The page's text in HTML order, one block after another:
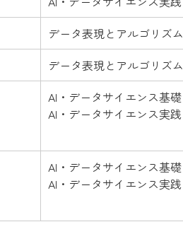
データ表現とアルゴリズム
データ表現とアルゴリズム
AI・データサイエンス基礎
AI・データサイエンス実践
AI・データサイエンス基礎
AI・データサイエンス実践